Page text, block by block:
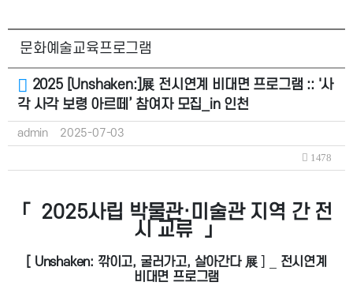
문화예술교육프로그램
2025 [Unshaken:]展 전시연계 비대면 프로그램 :: '사
각 사각 보령 아르떼’ 참여자 모집_in 인천
admin 2025-07-03
1478
「 2025사립 박물관·미술관 지역 간 전
시 교류 」
[ Unshaken: 깎이고, 굴러가고, 살아간다 展
전시연계
비대면 프로그램